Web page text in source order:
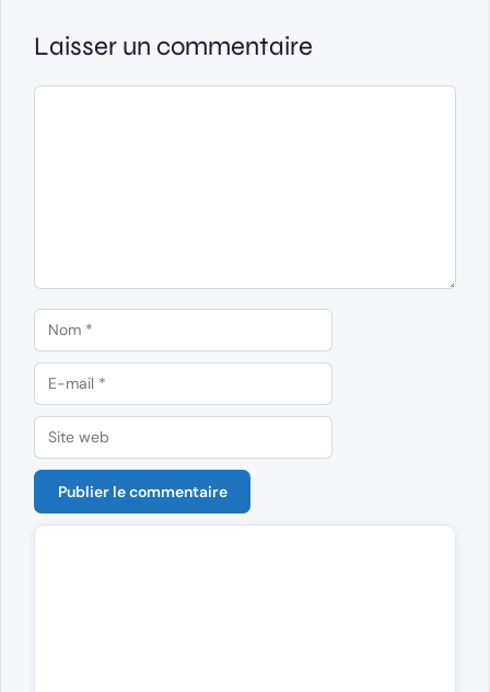
Laisser un commentaire
Nom
E-
mail
Site
web